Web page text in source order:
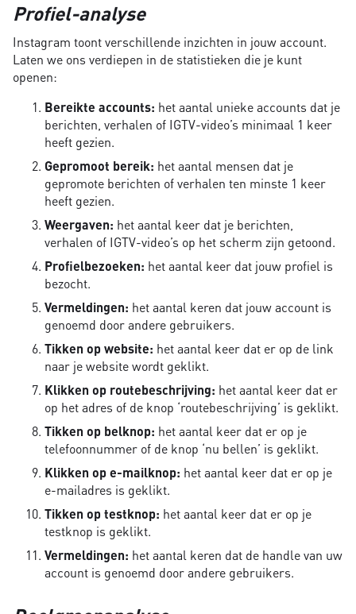
Profiel-analyse
Instagram toont verschillende inzichten in jouw account.
Laten we ons verdiepen in de statistieken die je kunt
openen:
Bereikte accounts: het aantal unieke accounts dat je
berichten, verhalen of IGTV-video’s minimaal 1 keer
heeft gezien.
Gepromoot bereik: het aantal mensen dat je
gepromote berichten of verhalen ten minste 1 keer
heeft gezien.
Weergaven: het aantal keer dat je berichten,
verhalen of IGTV-video’s op het scherm zijn getoond.
Profielbezoeken: het aantal keer dat jouw profiel is
bezocht.
Vermeldingen: het aantal keren dat jouw account is
genoemd door andere gebruikers.
Tikken op website: het aantal keer dat er op de link
naar je website wordt geklikt.
Klikken op routebeschrijving: het aantal keer dat er
op het adres of de knop ‘routebeschrijving’ is geklikt.
Tikken op belknop: het aantal keer dat er op je
telefoonnummer of de knop ‘nu bellen’ is geklikt.
Klikken op e-mailknop: het aantal keer dat er op je
e-mailadres is geklikt.
Tikken op testknop: het aantal keer dat er op je
testknop is geklikt.
Vermeldingen: het aantal keren dat de handle van uw
account is genoemd door andere gebruikers.